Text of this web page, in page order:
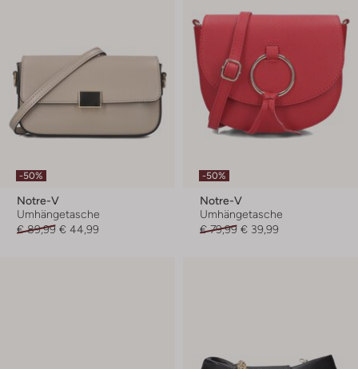
-50%
Notre-V
Umhängetasche
€ 89,99 € 44,99
-50%
Notre-V
Umhängetasche
€ 79,99 € 39,99